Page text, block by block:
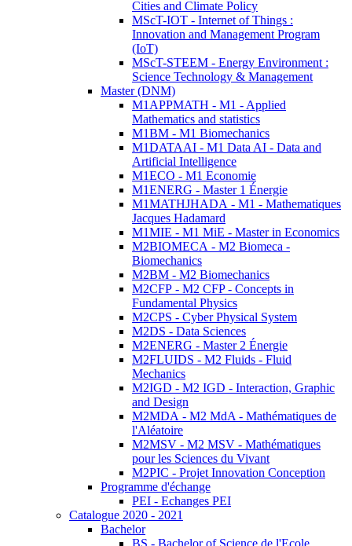
Cities and Climate Policy
MScT-IOT - Internet of Things :
Innovation and Management Program
(IoT)
MScT-STEEM - Energy Environment :
Science Technology & Management
Master (DNM)
M1APPMATH - M1 - Applied
Mathematics and statistics
M1BM - M1 Biomechanics
M1DATAAI - M1 Data AI - Data and
Artificial Intelligence
M1ECO - M1 Economie
M1ENERG - Master 1 Énergie
M1MATHJHADA - M1 - Mathematiques
Jacques Hadamard
M1MIE - M1 MiE - Master in Economics
M2BIOMECA - M2 Biomeca -
Biomechanics
M2BM - M2 Biomechanics
M2CFP - M2 CFP - Concepts in
Fundamental Physics
M2CPS - Cyber Physical System
M2DS - Data Sciences
M2ENERG - Master 2 Énergie
M2FLUIDS - M2 Fluids - Fluid
Mechanics
M2IGD - M2 IGD - Interaction, Graphic
and Design
M2MDA - M2 MdA - Mathématiques de
l'Aléatoire
M2MSV - M2 MSV - Mathématiques
pour les Sciences du Vivant
M2PIC - Projet Innovation Conception
Programme d'échange
PEI - Echanges PEI
Catalogue 2020 - 2021
Bachelor
BS - Bachelor of Science de l'Ecole